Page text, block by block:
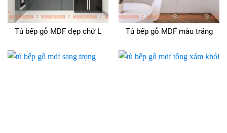
Tủ bếp gỗ MDF đẹp chữ L Tủ bếp gỗ MDF màu trắng